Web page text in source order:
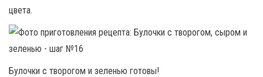
цвета.
Булочки с творогом и зеленью готовы!